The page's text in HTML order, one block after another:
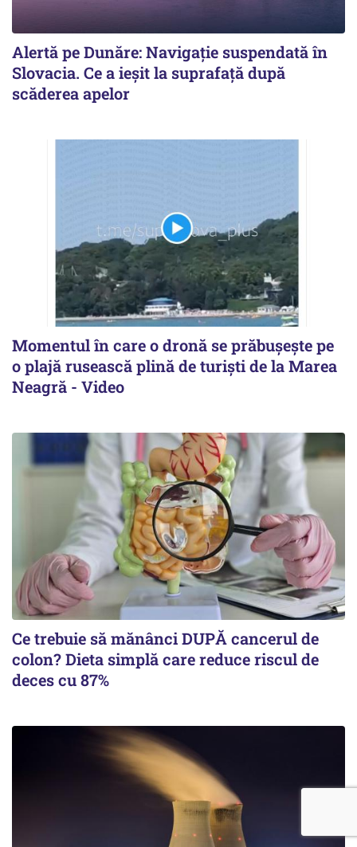
Alertă pe Dunăre: Navigație suspendată în
Slovacia. Ce a ieșit la suprafață după
scăderea apelor
Momentul în care o dronă se prăbușește pe
o plajă rusească plină de turiști de la Marea
Neagră - Video
Ce trebuie să mănânci DUPĂ cancerul de
colon? Dieta simplă care reduce riscul de
deces cu 87%